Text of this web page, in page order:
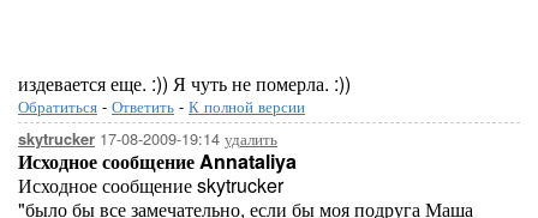
издевается еще. :)) Я чуть не померла. :))
Обратиться - Ответить - К полной версии
skytrucker 17-08-2009-19:14 удалить
Исходное сообщение Annataliya
Исходное сообщение skytrucker
"было бы все замечательно, если бы моя подруга Маша